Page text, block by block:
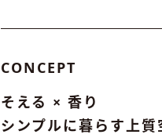
CONCEPT
そえる × 香り
シンプルに暮らす上質